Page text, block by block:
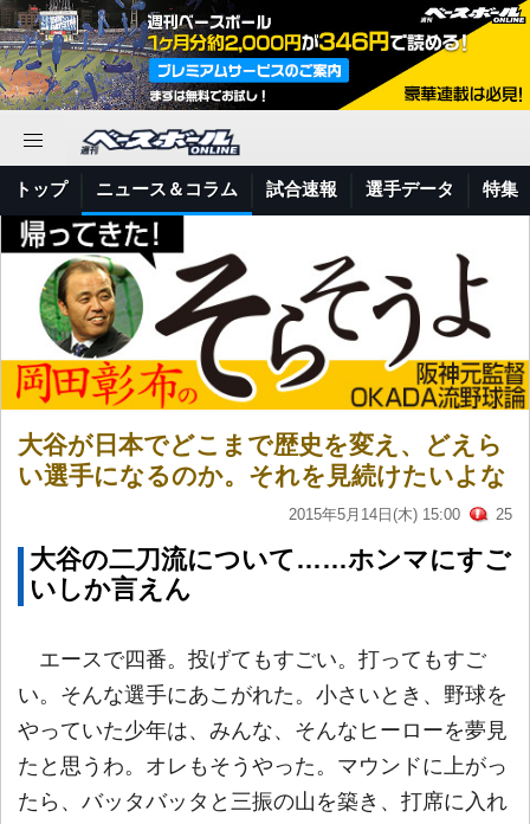
トップ ニュース＆コラム 試合速報 選手データ 特集
大谷が日本でどこまで歴史を変え、どえら
い選手になるのか。それを見続けたいよな
2015年5月14日(木) 15:00 25
大谷の二刀流について……ホンマにすご
いしか言えん
エースで四番。投げてもすごい。打ってもすご
い。そんな選手にあこがれた。小さいとき、野球を
やっていた少年は、みんな、そんなヒーローを夢見
たと思うわ。オレもそうやった。マウンドに上がっ
たら、バッタバッタと三振の山を築き、打席に入れ